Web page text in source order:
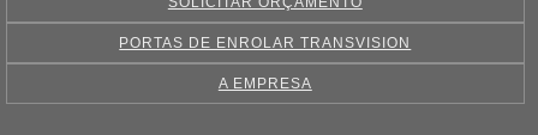
PORTAS DE ENROLAR TRANSVISION
A EMPRESA